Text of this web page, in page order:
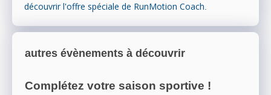
découvrir l'offre spéciale de RunMotion Coach.
autres évènements à découvrir
Complétez votre saison sportive !